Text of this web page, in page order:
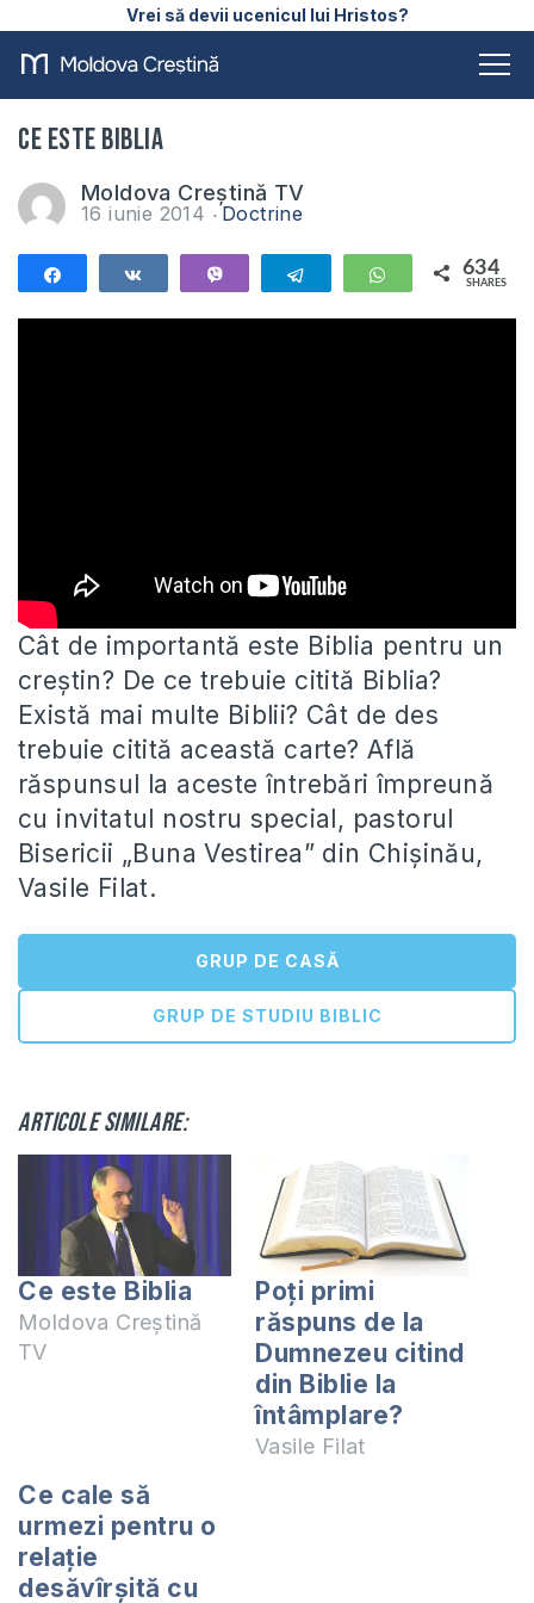
Vrei să devii ucenicul lui Hristos?
Ce este Biblia
Moldova Creștină TV
16 iunie 2014 Doctrine
Telegram WhatsApp
634
SHARES
Cât de importantă este Biblia pentru un
creștin? De ce trebuie citită Biblia?
Există mai multe Biblii? Cât de des
trebuie citită această carte? Află
răspunsul la aceste întrebări împreună
cu invitatul nostru special, pastorul
Bisericii „Buna Vestirea” din Chișinău,
Vasile Filat.
GRUP DE CASĂ
GRUP DE STUDIU BIBLIC
Articole similare:
Ce este Biblia
Moldova Creștină
TV
Poți primi
răspuns de la
Dumnezeu citind
din Biblie la
întâmplare?
Vasile Filat
Ce cale să
urmezi pentru o
relaţie
desăvîrşită cu